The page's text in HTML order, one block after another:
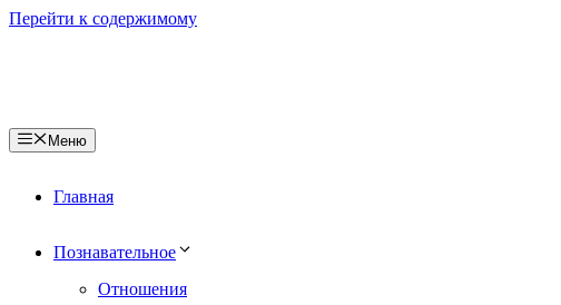
Перейти к содержимому
Меню
Главная
Познавательное
Отношения